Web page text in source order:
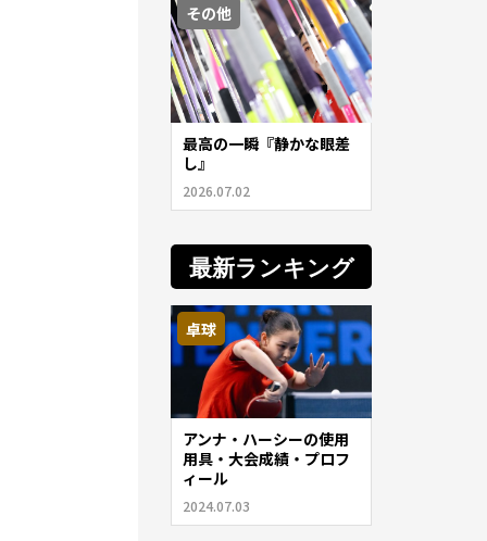
その他
最高の一瞬『静かな眼差
し』
2026.07.02
最新ランキング
卓球
アンナ・ハーシーの使用
用具・大会成績・プロフ
ィール
2024.07.03